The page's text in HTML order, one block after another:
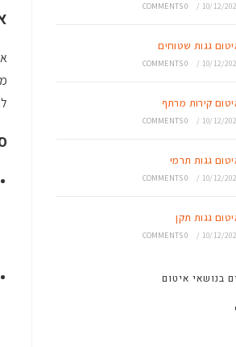
10/12/
/
0 COMMENTS
גגות שטוחים
10/12/
/
0 COMMENTS
קירות מרתף
10/12/
/
0 COMMENTS
גגות תרמי
10/12/
/
0 COMMENTS
גגות תקן
10/12/
/
0 COMMENTS
בנושאי איטום